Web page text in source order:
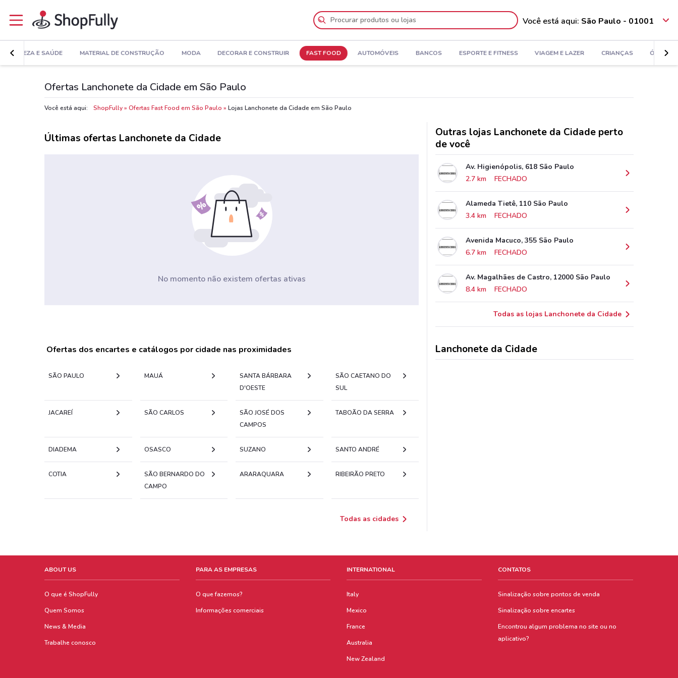
Você está aqui: São Paulo - 01001
BELEZA E SAÚDE MATERIAL DE CONSTRUÇÃO MODA DECORAR E CONSTRUIR FAST FOOD AUTOMÓVEIS BANCOS ESPORTE E FITNESS VIAGEM E LAZER CRIANÇAS ÓTICAS
Ofertas Lanchonete da Cidade em São Paulo
Você está aqui: ShopFully Ofertas Fast Food em São Paulo Lojas Lanchonete da Cidade em São Paulo
Últimas ofertas Lanchonete da Cidade
No momento não existem ofertas ativas
Ofertas dos encartes e catálogos por cidade nas proximidades
SÃO PAULO MAUÁ
SANTA BÁRBARA
D'OESTE
SÃO CAETANO DO
SUL
JACAREÍ SÃO CARLOS
SÃO JOSÉ DOS
CAMPOS
TABOÃO DA SERRA
DIADEMA OSASCO SUZANO SANTO ANDRÉ
COTIA
SÃO BERNARDO DO
CAMPO
ARARAQUARA RIBEIRÃO PRETO
Todas as cidades
Outras lojas Lanchonete da Cidade perto
de você
Av. Higienópolis, 618 São Paulo
2.7 km
FECHADO
Alameda Tietê, 110 São Paulo
3.4 km
FECHADO
Avenida Macuco, 355 São Paulo
6.7 km
FECHADO
Av. Magalhães de Castro, 12000 São Paulo
8.4 km
FECHADO
Todas as lojas Lanchonete da Cidade
Lanchonete da Cidade
ABOUT US
O que é ShopFully
Quem Somos
News & Media
Trabalhe conosco
PARA AS EMPRESAS
O que fazemos?
Informações comerciais
INTERNATIONAL
Italy
Mexico
France
Australia
New Zealand
CONTATOS
Sinalização sobre pontos de venda
Sinalização sobre encartes
Encontrou algum problema no site ou no
aplicativo?